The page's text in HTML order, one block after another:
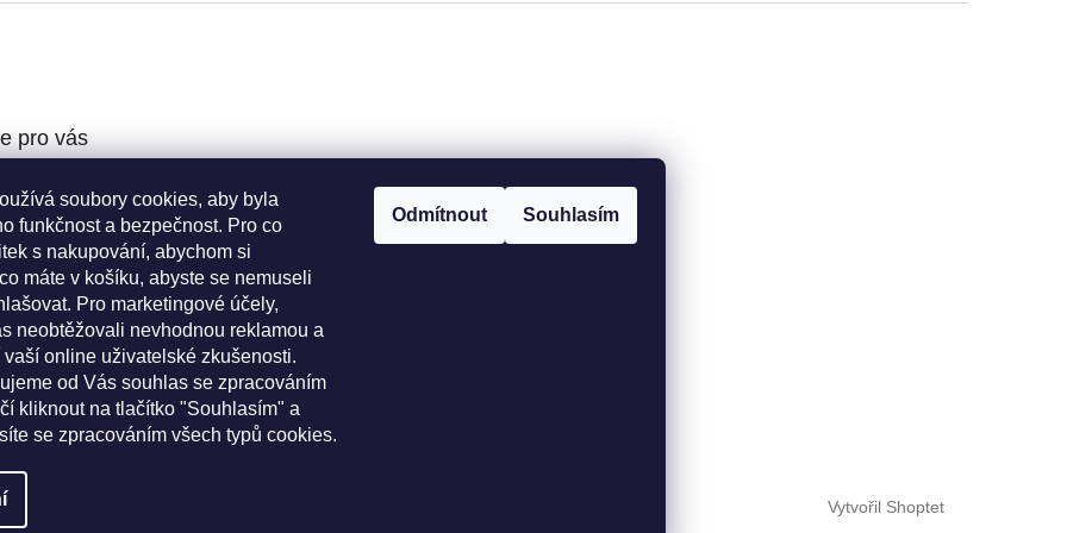
soubory cookies, aby byla
funkčnost a bezpečnost. Pro co
s nakupování, abychom si
máte v košíku, abyste se nemuseli
Pro marketingové účely,
neobtěžovali nevhodnou reklamou a
online uživatelské zkušenosti.
od Vás souhlas se zpracováním
kliknout na tlačítko "Souhlasím" a
se zpracováním všech typů cookies.
Odmítnout Souhlasím
pro vás
osobních
řád
výběr koleček
Vytvořil Shoptet
nastavení cookies